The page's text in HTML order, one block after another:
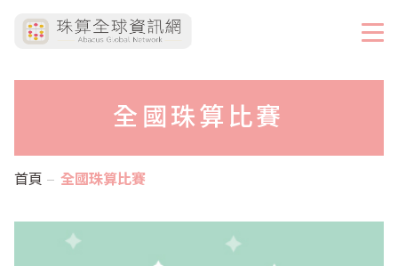
全國珠算比賽
首頁 全國珠算比賽